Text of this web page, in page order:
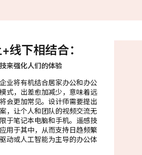
线下相结合：
来强化人们的体验
业将有机结合居家办公和办公
式，出差愈加减少，意味着远
会更加常见。设计师需要提出
，让个人和团队的视频交流无
于笔记本电脑和手机。遥感技
用于其中，从而支持日趋频繁
动或人工智能为主导的办公体